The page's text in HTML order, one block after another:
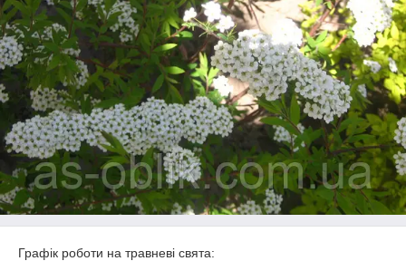
Графік роботи на травневі свята: